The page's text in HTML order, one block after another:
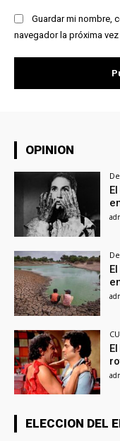
Guardar mi nombre,
navegador la próxima
OPINION
ELECCION DEL